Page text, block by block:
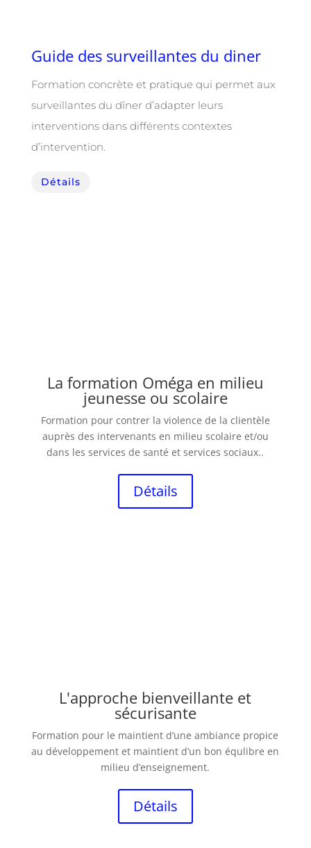
Guide des surveillantes du diner
Formation concrète et pratique qui permet aux
surveillantes du dîner d’adapter leurs
interventions dans différents contextes
d’intervention.
Détails
La formation Oméga en milieu
jeunesse ou scolaire
Formation pour contrer la violence de la clientèle
auprès des intervenants en milieu scolaire et/ou
dans les services de santé et services sociaux..
Détails
L'approche bienveillante et
sécurisante
Formation pour le maintient d’une ambiance propice
au développement et maintient d’un bon équlibre en
milieu d’enseignement.
Détails